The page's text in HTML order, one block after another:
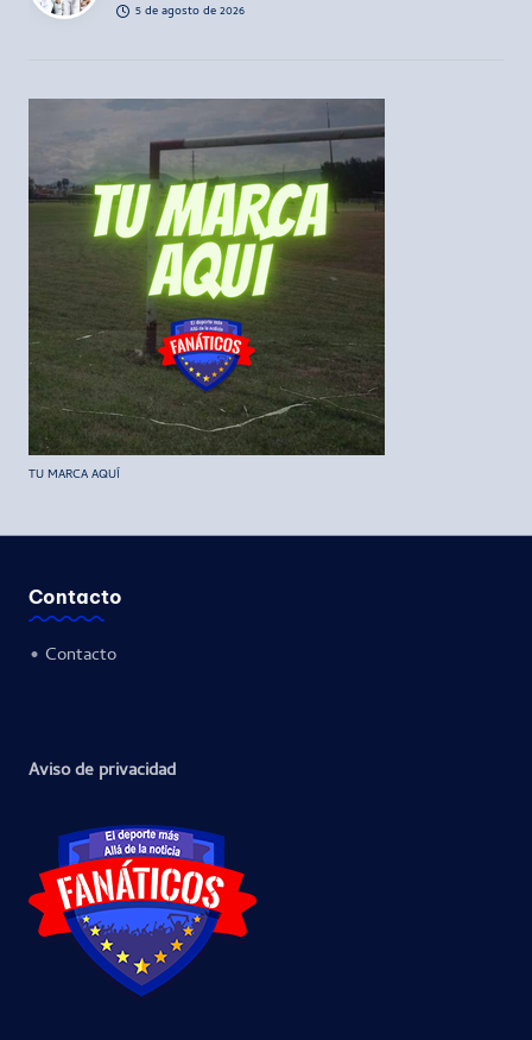
5 de agosto de 2026
TU MARCA AQUÍ
Contacto
• Contacto
Aviso de privacidad